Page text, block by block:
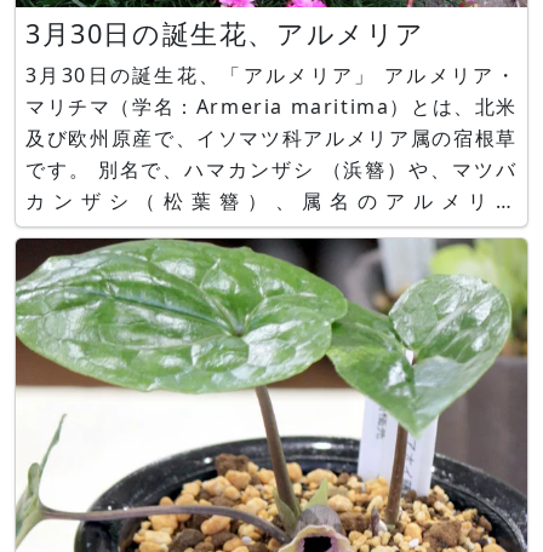
3月30日の誕生花、アルメリア
3月30日の誕生花、「アルメリア」 アルメリア・
マリチマ（学名：Armeria maritima）とは、北米
及び欧州原産で、イソマツ科アルメリア属の宿根草
です。 別名で、ハマカンザシ （浜簪）や、マツバ
カンザシ（松葉簪）、属名のアルメリア
（Armeria）、学名のアルメリア・マリチマ
（Armeria maritima）、ブルガリス、シーピンク
（sea pink）とも呼ばれます。 塩分に強い海洋性